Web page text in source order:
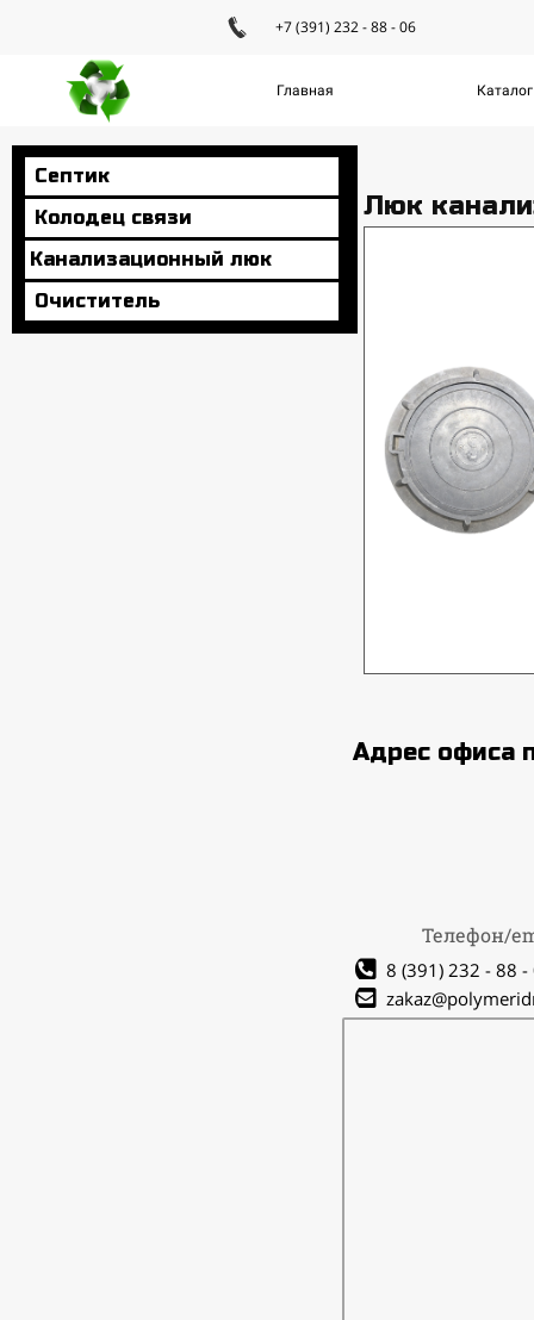
+7 (391) 232 - 88 - 06
Главная
Люк
Адрес офиса
Телефон/
8 (391) 232 - 88 -
Септик
Колодец связи
Канализационный люк
Очиститель